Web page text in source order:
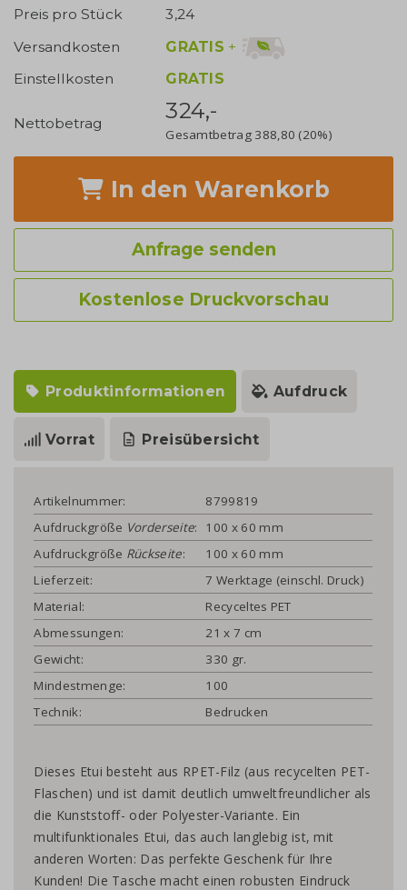
Preis pro Stück
3,24
Versandkosten
GRATIS +
Einstellkosten
GRATIS
Nettobetrag 324,-
Gesamtbetrag 388,80 (20%)
In den Warenkorb
Anfrage senden
Kostenlose Druckvorschau
Produktinformationen Aufdruck
Vorrat Preisübersicht
Artikelnummer:
8799819
Aufdruckgröße Vorderseite:
100 x 60 mm
Aufdruckgröße Rückseite:
100 x 60 mm
Lieferzeit:
7 Werktage (einschl. Druck)
Material:
Recyceltes PET
Abmessungen:
21 x 7 cm
Gewicht:
330 gr.
Mindestmenge:
100
Technik:
Bedrucken
Dieses Etui besteht aus RPET-Filz (aus recycelten PET-
Flaschen) und ist damit deutlich umweltfreundlicher als
die Kunststoff- oder Polyester-Variante. Ein
multifunktionales Etui, das auch langlebig ist, mit
anderen Worten: Das perfekte Geschenk für Ihre
Kunden! Die Tasche macht einen robusten Eindruck